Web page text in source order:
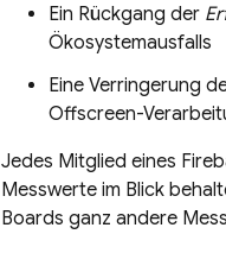
Ein Rückgang der
Ökosystemausfalls
Eine Verringerung
Offscreen-
Jedes Mitglied eines
Messwerte im Blick
Boards ganz andere